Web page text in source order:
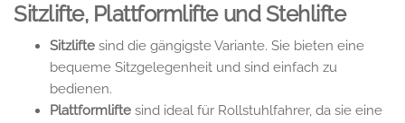
Sitzlifte, Plattformlifte und Stehlifte
Sitzlifte sind die gängigste Variante. Sie bieten eine
bequeme Sitzgelegenheit und sind einfach zu
bedienen.
Plattformlifte sind ideal für Rollstuhlfahrer, da sie eine